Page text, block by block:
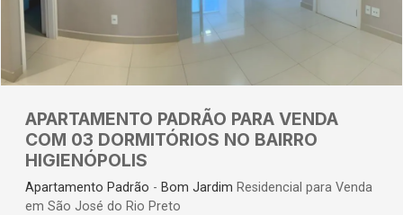
APARTAMENTO PADRÃO PARA VENDA
COM 03 DORMITÓRIOS NO BAIRRO
HIGIENÓPOLIS
Apartamento Padrão - Bom Jardim Residencial para Venda
em São José do Rio Preto